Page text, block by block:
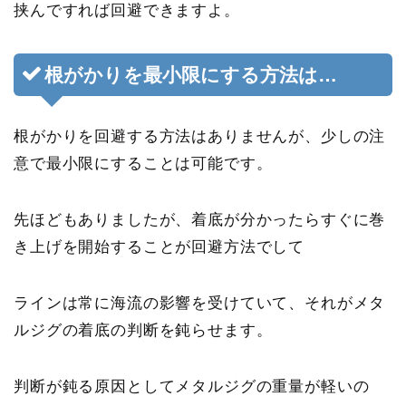
挟んですれば回避できますよ。
根がかりを最小限にする方法は…
根がかりを回避する方法はありませんが、少しの注
意で最小限にすることは可能です。
先ほどもありましたが、着底が分かったらすぐに巻
き上げを開始すること が回避方法でして
ラインは常に海流の影響を受けていて、それがメタ
ルジグの着底の判断を鈍らせます。
判断が鈍る原因としてメタルジグの重量が軽いの